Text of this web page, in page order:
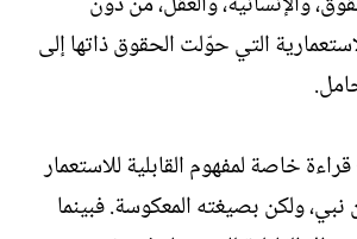
التي حوّلت الحقوق ذاتها إلى
خاصة لمفهوم القابلية للاستعمار
ولكن بصيغته المعكوسة. فبينما